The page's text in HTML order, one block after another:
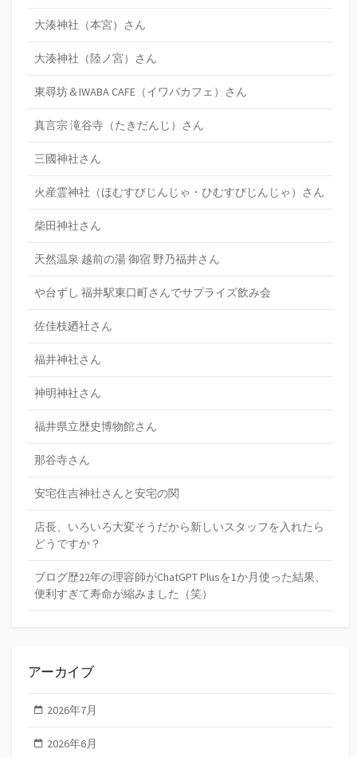
大湊神社（本宮）さん
大湊神社（陸ノ宮）さん
東尋坊＆IWABA CAFE（イワバカフェ）さん
真言宗 滝谷寺（たきだんじ）さん
三國神社さん
火産霊神社（ほむすびじんじゃ・ひむすびじんじゃ）さん
柴田神社さん
天然温泉 越前の湯 御宿 野乃福井さん
や台ずし 福井駅東口町さんでサプライズ飲み会
佐佳枝廼社さん
福井神社さん
神明神社さん
福井県立歴史博物館さん
那谷寺さん
安宅住吉神社さんと安宅の関
店長、いろいろ大変そうだから新しいスタッフを入れたら
どうですか？
ブログ歴22年の理容師がChatGPT Plusを1か月使った結果、
便利すぎて寿命が縮みました（笑）
アーカイブ
2026年7月
2026年6月